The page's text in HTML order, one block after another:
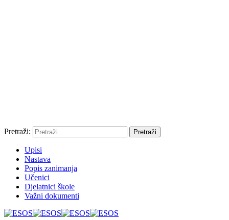
Pretraži:
Upisi
Nastava
Popis zanimanja
Učenici
Djelatnici škole
Važni dokumenti